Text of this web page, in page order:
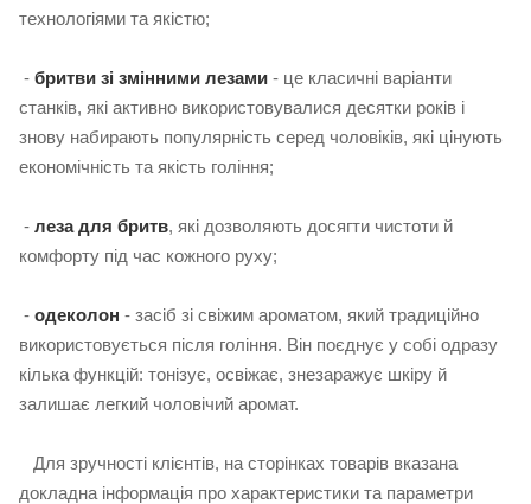
технологіями та якістю;
- бритви зі змінними лезами - це класичні варіанти
станків, які активно використовувалися десятки років і
знову набирають популярність серед чоловіків, які цінують
економічність та якість гоління;
- леза для бритв, які дозволяють досягти чистоти й
комфорту під час кожного руху;
- одеколон - засіб зі свіжим ароматом, який традиційно
використовується після гоління. Він поєднує у собі одразу
кілька функцій: тонізує, освіжає, знезаражує шкіру й
залишає легкий чоловічий аромат.
Для зручності клієнтів, на сторінках товарів вказана
докладна інформація про характеристики та параметри